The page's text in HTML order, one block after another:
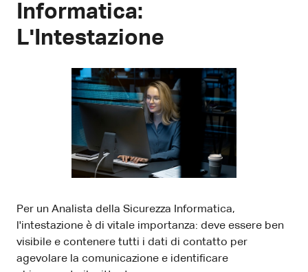
Informatica:
L'Intestazione
Per un Analista della Sicurezza Informatica,
l'intestazione è di vitale importanza: deve essere ben
visibile e contenere tutti i dati di contatto per
agevolare la comunicazione e identificare